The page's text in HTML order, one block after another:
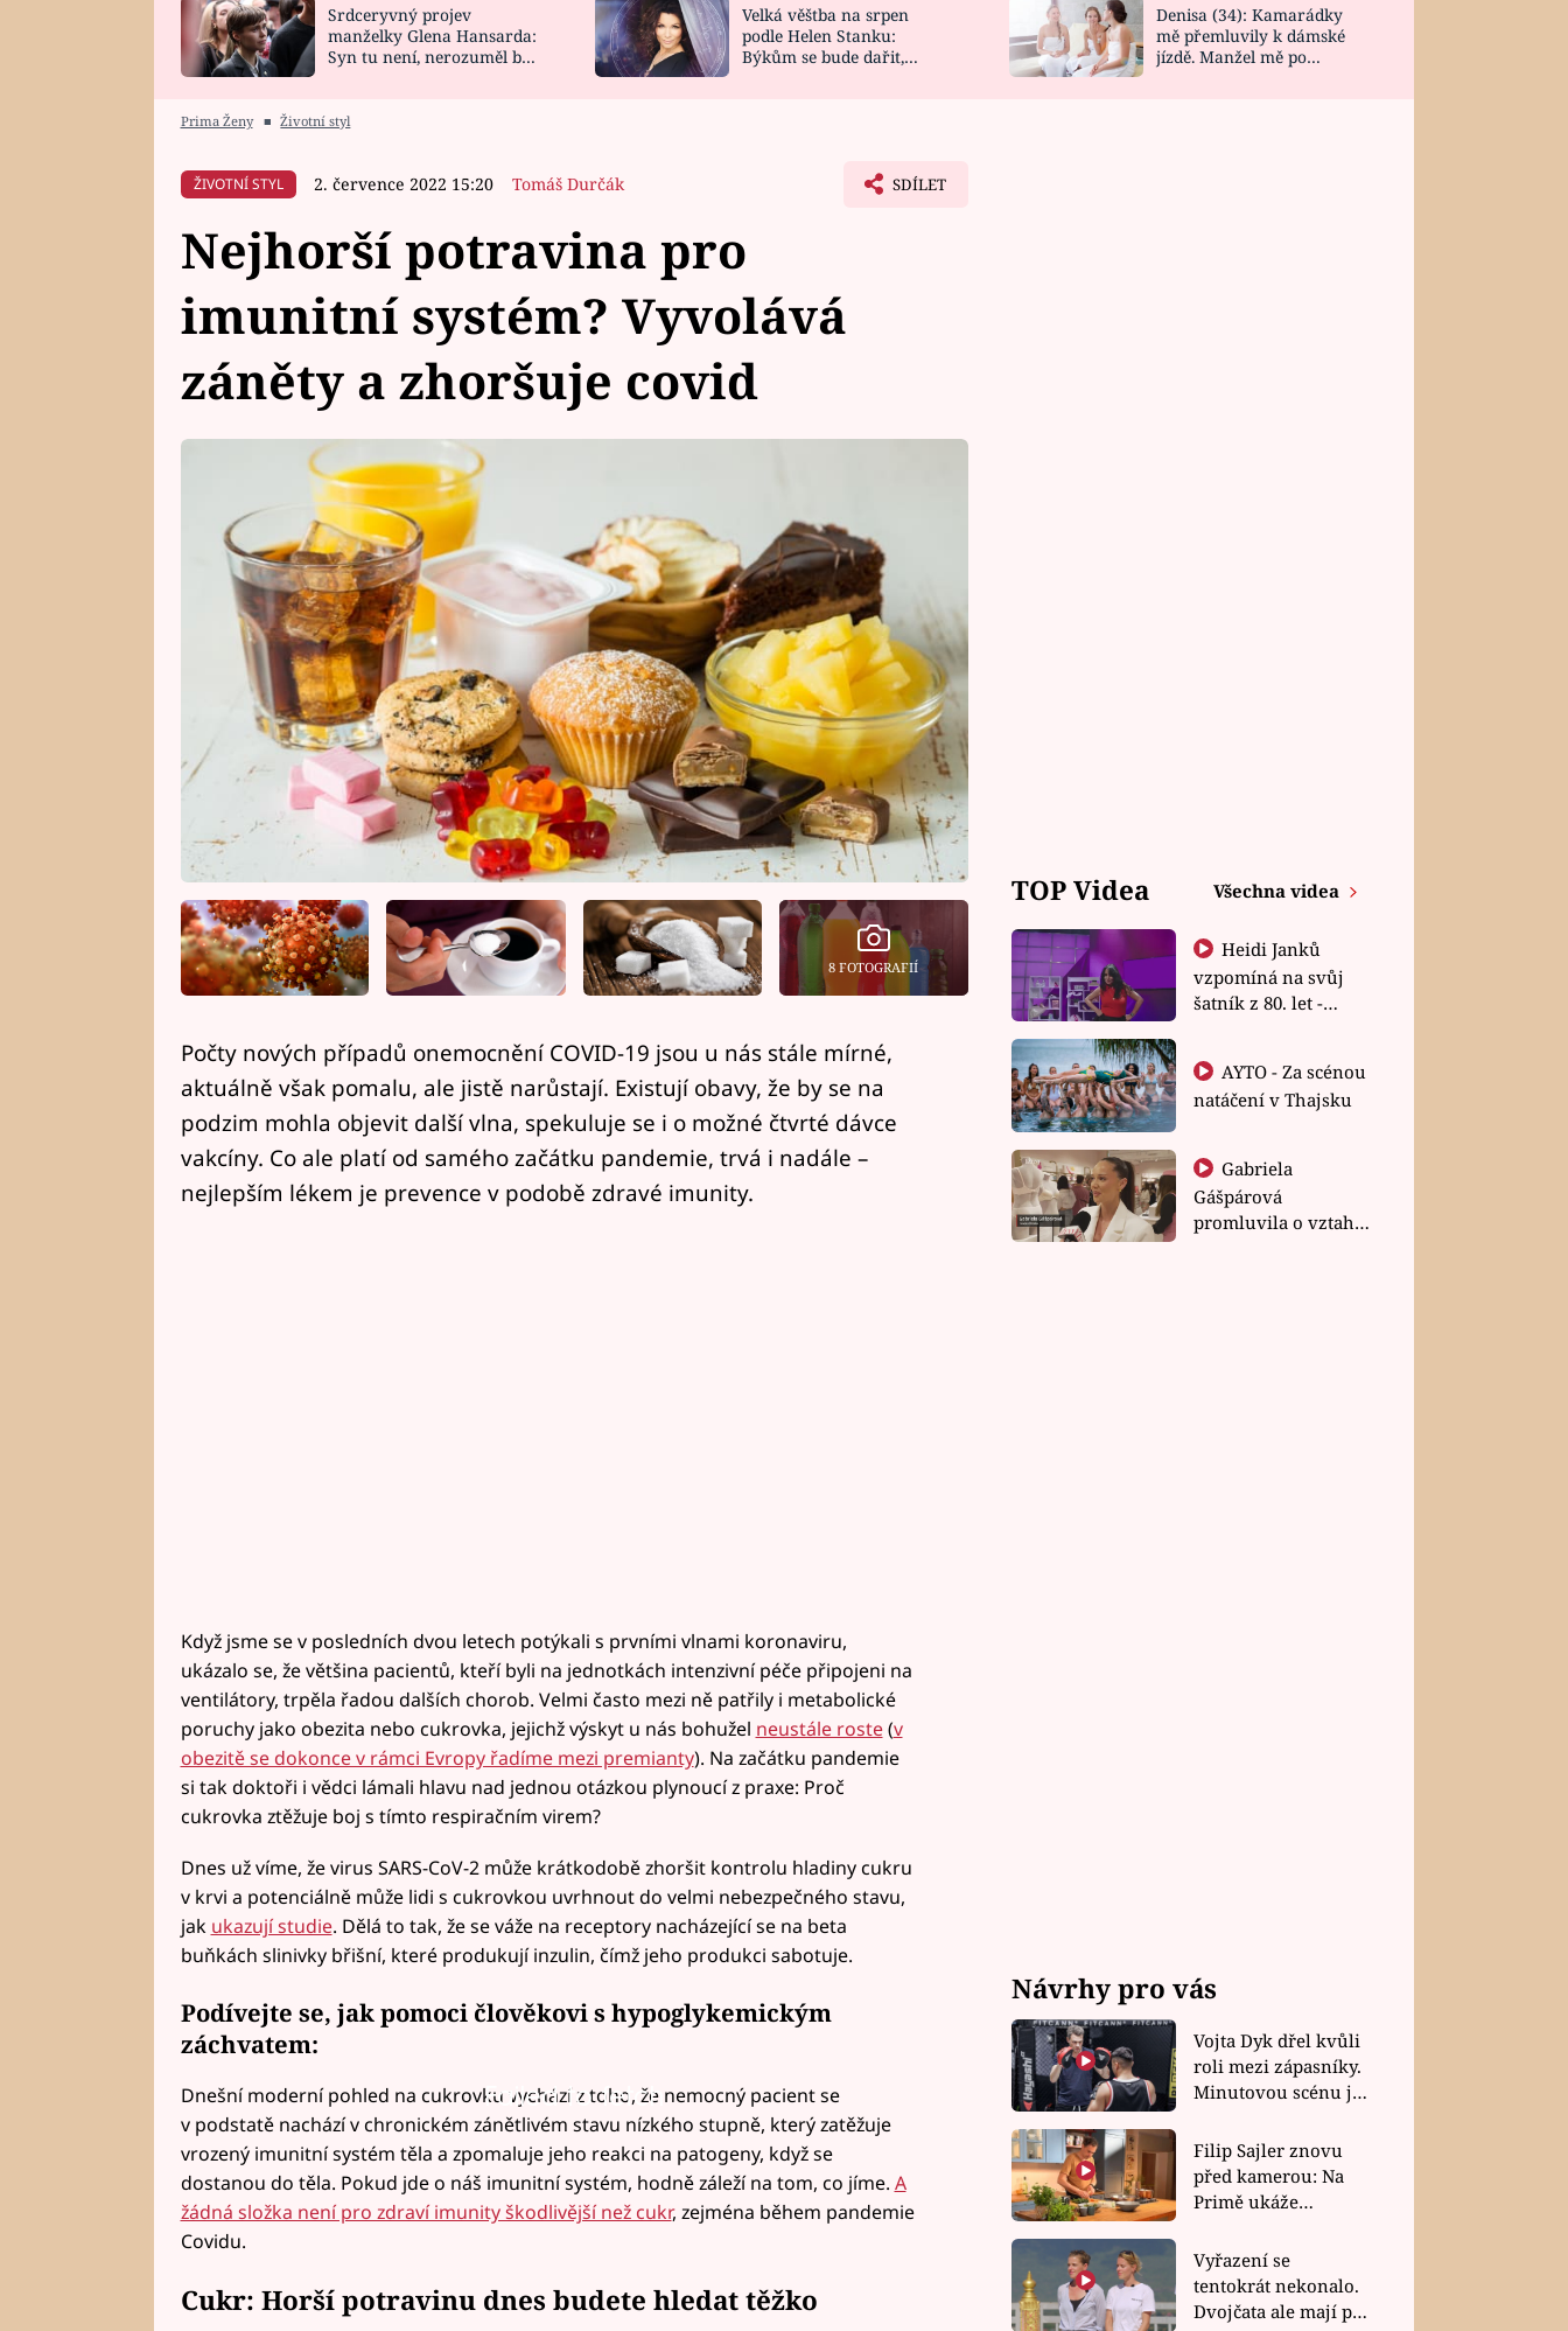
HOROSKOP NA
CELEBRITY
VAŘENÍ
NOVINKY
VIDEORECEPTY
DESIGN
Srdceryvný projev
manželky Glena Hansarda:
Syn tu není, nerozuměl by
Velká věštba na srpen
podle Helen Stanku:
Býkům se bude dařit,
Denisa (34): Kamarádky
mě přemluvily k dámské
jízdě. Manžel mě po
Prima Ženy ■ Životní styl
ŽIVOTNÍ STYL 2. července 2022 15:20 Tomáš Durčák SDÍLET
Nejhorší potravina pro
imunitní systém? Vyvolává
záněty a zhoršuje covid
8 FOTOGRAFIÍ
Počty nových případů onemocnění COVID-19 jsou u nás stále mírné,
aktuálně však pomalu, ale jistě narůstají. Existují obavy, že by se na
podzim mohla objevit další vlna, spekuluje se i o možné čtvrté dávce
vakcíny. Co ale platí od samého začátku pandemie, trvá i nadále –
nejlepším lékem je prevence v podobě zdravé imunity.
Když jsme se v posledních dvou letech potýkali s prvními vlnami koronaviru,
ukázalo se, že většina pacientů, kteří byli na jednotkách intenzivní péče připojeni na
ventilátory, trpěla řadou dalších chorob. Velmi často mezi ně patřily i metabolické
poruchy jako obezita nebo cukrovka, jejichž výskyt u nás bohužel neustále roste(v
obezitě se dokonce v rámci Evropy řadíme mezi premianty). Na začátku pandemie
si tak doktoři i vědci lámali hlavu nad jednou otázkou plynoucí z praxe: Proč
cukrovka ztěžuje boj s tímto respiračním virem?
Dnes už víme, že virus SARS-CoV-2 může krátkodobě zhoršit kontrolu hladiny cukru
v krvi a potenciálně může lidi s cukrovkou uvrhnout do velmi nebezpečného stavu,
jak ukazují studie. Dělá to tak, že se váže na receptory nacházející se na beta
buňkách slinivky břišní, které produkují inzulin, čímž jeho produkci sabotuje.
Podívejte se, jak pomoci člověkovi s hypoglykemickým
záchvatem:
Failed to fetch
Dnešní moderní pohled na cukrovku vychází z toho, že nemocný pacient se
v podstatě nachází v chronickém zánětlivém stavu nízkého stupně, který zatěžuje
vrozený imunitní systém těla a zpomaluje jeho reakci na patogeny, když se
dostanou do těla. Pokud jde o náš imunitní systém, hodně záleží na tom, co jíme. A
žádná složka není pro zdraví imunity škodlivější než cukr, zejména během pandemie
Covidu.
Cukr: Horší potravinu dnes budete hledat těžko
TOP Videa Všechna videa
Heidi Janků
vzpomíná na svůj
šatník z 80. let -
natáčení v Thajsku
Gabriela
Gášpárová
promluvila o vztahu
Návrhy pro vás
Vojta Dyk dřel kvůli
roli mezi zápasníky.
Minutovou scénu jel
Filip Sajler znovu
před kamerou: Na
Primě ukáže
rychlé recepty
Vyřazení se
tentokrát nekonalo.
Dvojčata ale mají po